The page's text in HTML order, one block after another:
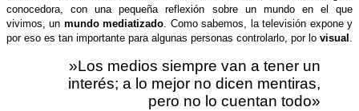
conocedora, con una pequeña reflexión sobre un mundo en el que
vivimos, un mundo mediatizado. Como sabemos, la televisión expone y
por eso es tan importante para algunas personas controlarlo, por lo visual .
»Los medios siempre van a tener un
interés; a lo mejor no dicen mentiras,
pero no lo cuentan todo»